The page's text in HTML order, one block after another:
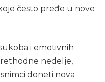
često pređe u nove
i emotivnih
nedelje,
doneti nova